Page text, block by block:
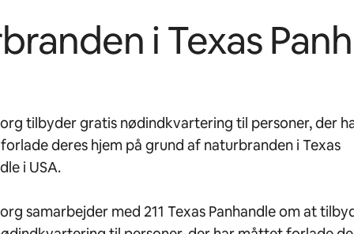
i Texas
tilbyder gratis nødindkvartering til personer, der
deres hjem på grund af naturbranden i Texas
i USA.
samarbejder med 211 Texas Panhandle om at